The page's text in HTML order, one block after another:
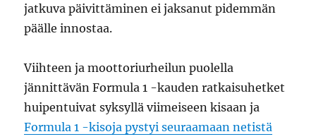
jatkuva päivittäminen ei jaksanut pidemmän
päälle innostaa.
Viihteen ja moottoriurheilun puolella
jännittävän Formula 1 -kauden ratkaisuhetket
huipentuivat syksyllä viimeiseen kisaan ja
Formula 1 -kisoja pystyi seuraamaan netistä